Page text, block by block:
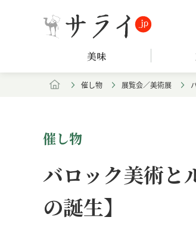
美味
催し物 展覧会／美術展
催し物
バロック美術と
の誕生】